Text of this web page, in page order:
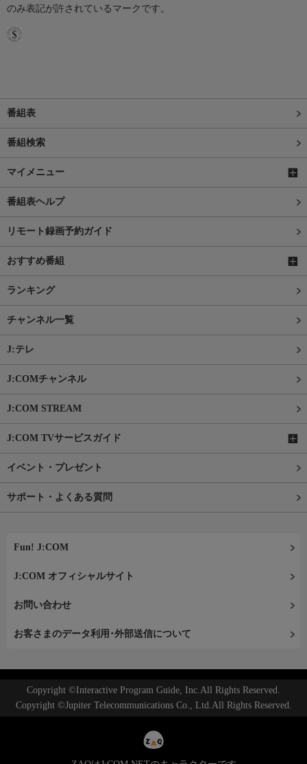
のみ表記が許されているマークです。
番組表
番組検索
マイメニュー
番組表ヘルプ
リモート録画予約ガイド
おすすめ番組
ランキング
チャンネル一覧
J:テレ
J:COMチャンネル
J:COM STREAM
J:COM TVサービスガイド
イベント・プレゼント
サポート・よくある質問
Fun! J:COM
J:COM オフィシャルサイト
お問い合わせ
お客さまのデータ利用･外部送信について
Copyright ©Interactive Program Guide, Inc.All Rights Reserved.
Copyright ©Jupiter Telecommunications Co., Ltd.All Rights Reserved.